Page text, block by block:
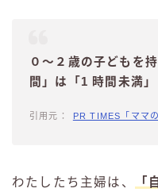
０～２歳の子どもを
間」は「1 時間未満」
PR TIMES「ママ
わたしたち主婦は、 「